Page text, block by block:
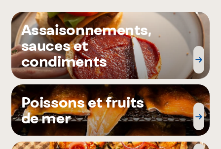
Assaisonnements,
sauces et
condiments
Poissons et fruits
de mer